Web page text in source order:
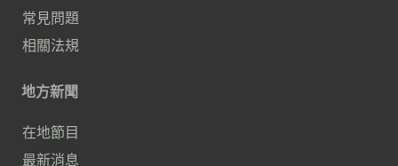
常見問題
相關法規
地方新聞
在地節目
最新消息